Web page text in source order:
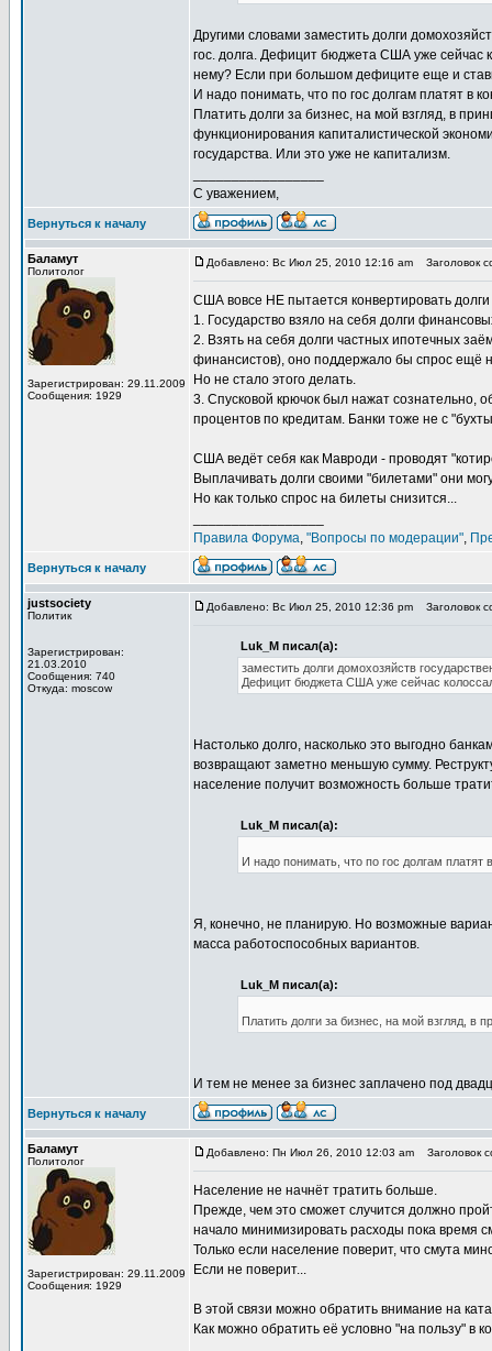
Другими словами заместить долги
гос. долга. Дефицит бюджета США уже сейчас
нему? Если при большом дефиците еще и
И надо понимать, что по гос долгам платят в
Платить долги за бизнес, на мой взгляд, в
функционирования капиталистической
государства. Или это уже не капитализм.
С уважением,
Вернуться к началу
Баламут
Политолог
Зарегистрирован: 29.11.2009
Сообщения: 1929
Добавлено: Вс Июл 25, 2010 12:16 am Заголовок
США вовсе НЕ пытается конвертировать
1. Государство взяло на себя долги
2. Взять на себя долги частных ипотечных
финансистов), оно поддержало бы спрос ещё
Но не стало этого делать.
3. Спусковой крючок был нажат сознательно,
процентов по кредитам. Банки тоже не с
США ведёт себя как Мавроди - проводят
Выплачивать долги своими "билетами" они
Но как только спрос на билеты снизится...
Правила Форума, "Вопросы по модерации",
Вернуться к началу
justsociety
Политик
Зарегистрирован:
21.03.2010
Сообщения: 740
Откуда: moscow
Добавлено: Вс Июл 25, 2010 12:36 pm Заголовок
Luk_M писал(а):
заместить долги домохозяйств
Дефицит бюджета США уже сейчас
Настолько долго, насколько это выгодно
возвращают заметно меньшую сумму.
население получит возможность больше
Luk_M писал(а):
И надо понимать, что по гос долгам
Я, конечно, не планирую. Но возможные
масса работоспособных вариантов.
Luk_M писал(а):
Платить долги за бизнес, на мой взгляд, в
И тем не менее за бизнес заплачено под
Вернуться к началу
Баламут
Политолог
Зарегистрирован: 29.11.2009
Сообщения: 1929
Добавлено: Пн Июл 26, 2010 12:03 am Заголовок
Население не начнёт тратить больше.
Прежде, чем это сможет случится должно
начало минимизировать расходы пока время
Только если население поверит, что смута
Если не поверит...
В этой связи можно обратить внимание на
Как можно обратить её условно "на пользу" в